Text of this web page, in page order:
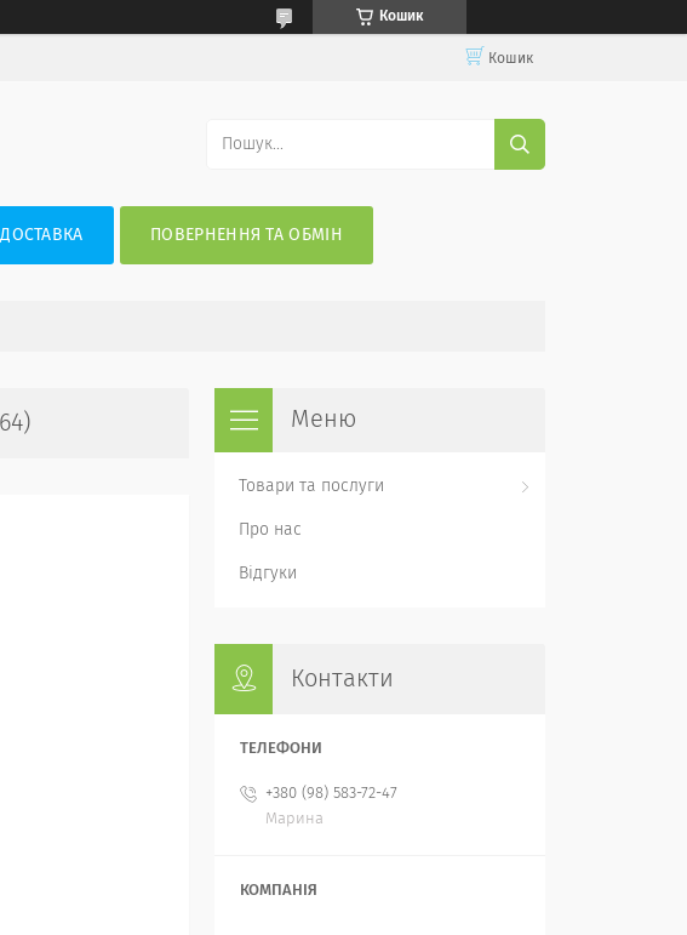
Кошик
Кошик
ПОВЕРНЕННЯ ТА ОБМІН
Товари та послуги
Про нас
Відгуки
Контакти
+380 (98) 583-72-47
Марина